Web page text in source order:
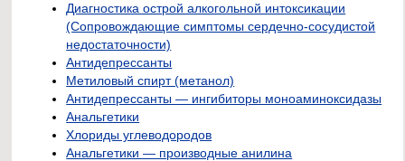
Диагностика острой алкогольной интоксикации
(Сопровождающие симптомы сердечно-сосудистой
недостаточности)
Антидепрессанты
Метиловый спирт (метанол)
Антидепрессанты — ингибиторы моноаминоксидазы
Анальгетики
Хлориды углеводородов
Анальгетики — производные анилина